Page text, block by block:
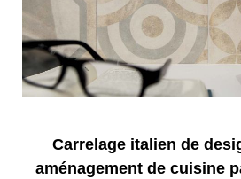
Carrelage italien de
aménagement de cuisine